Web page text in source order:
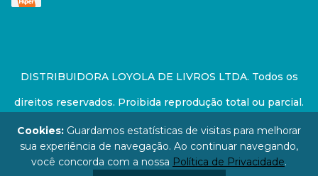
DISTRIBUIDORA LOYOLA DE LIVROS LTDA. Todos os
direitos reservados. Proibida reprodução total ou parcial.
Preços e estoque sujeito a alterações sem aviso prévio.
67.946.814/0001-94 - LOJA - Rua Senador Feijó - São
Cookies: Guardamos estatísticas de visitas para melhorar
sua experiência de navegação. Ao continuar navegando,
você concorda com a nossa Política de Privacidade.